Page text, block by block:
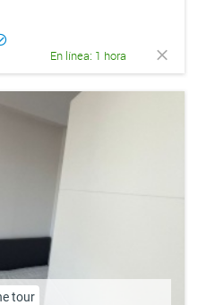
En línea: 1 hora
tour